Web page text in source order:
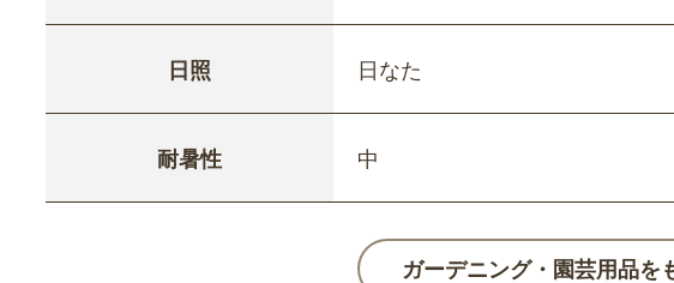
日照 日なた
耐暑性 中
ガーデニング・園芸用品を